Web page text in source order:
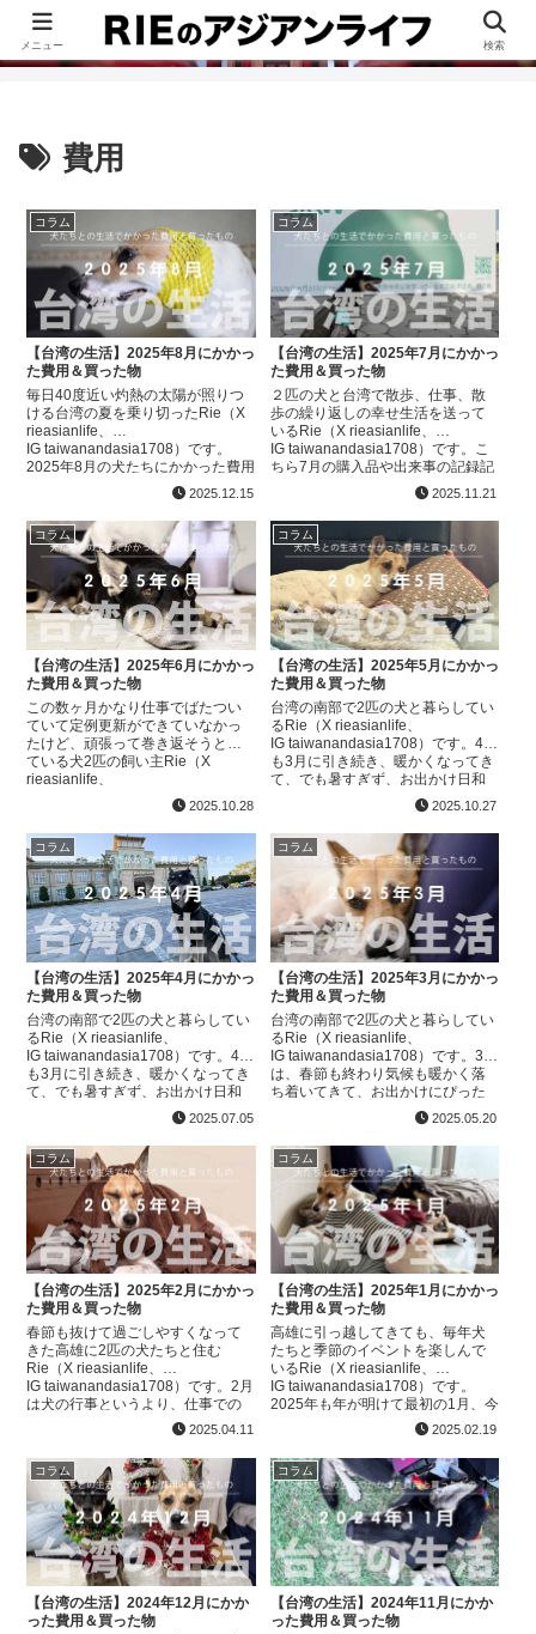
このブログは、台湾が好きすぎて移住したRieがグルメ、観光、生活・ビジネ
ス情報、アジア旅経験などをまとめた台湾ブログです。
費用
コラム
【台湾の生活】2025年8月にかかっ
た費用＆買った物
毎日40度近い灼熱の太陽が照りつ
ける台湾の夏を乗り切ったRie（X
rieasianlife、
IG taiwanandasia1708）です。
2025年8月の犬たちにかかった費用
まとめ記録です。他の月の出費や
ペットに関する記事はこちら医
療・...
2025.12.15
コラム
【台湾の生活】2025年7月にかかっ
た費用＆買った物
２匹の犬と台湾で散歩、仕事、散
歩の繰り返しの幸せ生活を送って
いるRie（X rieasianlife、
IG taiwanandasia1708）です。こ
ちら7月の購入品や出来事の記録記
事です。7月もかなり仕事が忙しめ
で、あまり犬たちに時間を...
2025.11.21
コラム
【台湾の生活】2025年6月にかかっ
た費用＆買った物
この数ヶ月かなり仕事でばたつい
ていて定例更新ができていなかっ
たけど、頑張って巻き返そうとし
ている犬2匹の飼い主Rie（X
rieasianlife、
IG taiwanandasia1708）です。そ
う、すでに4ヶ月も犬たちの記録記
事が遅れて...
2025.10.28
コラム
【台湾の生活】2025年5月にかかっ
た費用＆買った物
台湾の南部で2匹の犬と暮らしてい
るRie（X rieasianlife、
IG taiwanandasia1708）です。4月
も3月に引き続き、暖かくなってき
て、でも暑すぎず、お出かけ日和
が多かったため、イベントも多く
たくさん犬たちをお出かけ...
2025.10.27
コラム
【台湾の生活】2025年4月にかかっ
た費用＆買った物
台湾の南部で2匹の犬と暮らしてい
るRie（X rieasianlife、
IG taiwanandasia1708）です。4月
も3月に引き続き、暖かくなってき
て、でも暑すぎず、お出かけ日和
が多かったため、イベントも多く
たくさん犬たちをお出かけ...
2025.07.05
コラム
【台湾の生活】2025年3月にかかっ
た費用＆買った物
台湾の南部で2匹の犬と暮らしてい
るRie（X rieasianlife、
IG taiwanandasia1708）です。3月
は、春節も終わり気候も暖かく落
ち着いてきて、お出かけにぴった
りな日が多かったです！気候がい
いと犬たちも暑さや湿気など...
2025.05.20
コラム
【台湾の生活】2025年2月にかかっ
た費用＆買った物
春節も抜けて過ごしやすくなって
きた高雄に2匹の犬たちと住む
Rie（X rieasianlife、
IG taiwanandasia1708）です。2月
は犬の行事というより、仕事での
出張など人間の行事が多く、でも2
匹の誕生日などもあり、全体的に...
2025.04.11
コラム
【台湾の生活】2025年1月にかかっ
た費用＆買った物
高雄に引っ越してきても、毎年犬
たちと季節のイベントを楽しんで
いるRie（X rieasianlife、
IG taiwanandasia1708）です。
2025年も年が明けて最初の1月、今
年も犬たちと一緒にお正月を過ご
しました！頑張って今年も...
2025.02.19
コラム
【台湾の生活】2024年12月にかか
った費用＆買った物
コラム
【台湾の生活】2024年11月にかか
った費用＆買った物
メニュー 検索